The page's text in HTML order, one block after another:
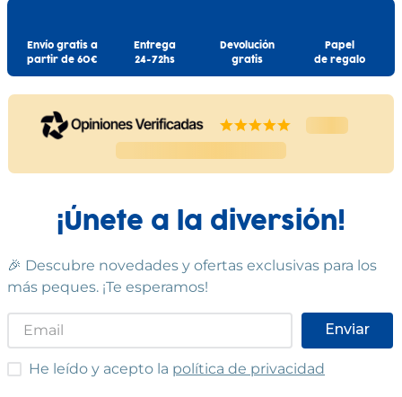
Envío gratis a
partir de 60€
Entrega
24-72hs
Devolución
gratis
Papel
de regalo
¡Únete a la diversión!
🎉 Descubre novedades y ofertas exclusivas para los
más peques. ¡Te esperamos!
Enviar
He leído y acepto las condiciones
He leído y acepto la política de privacidad